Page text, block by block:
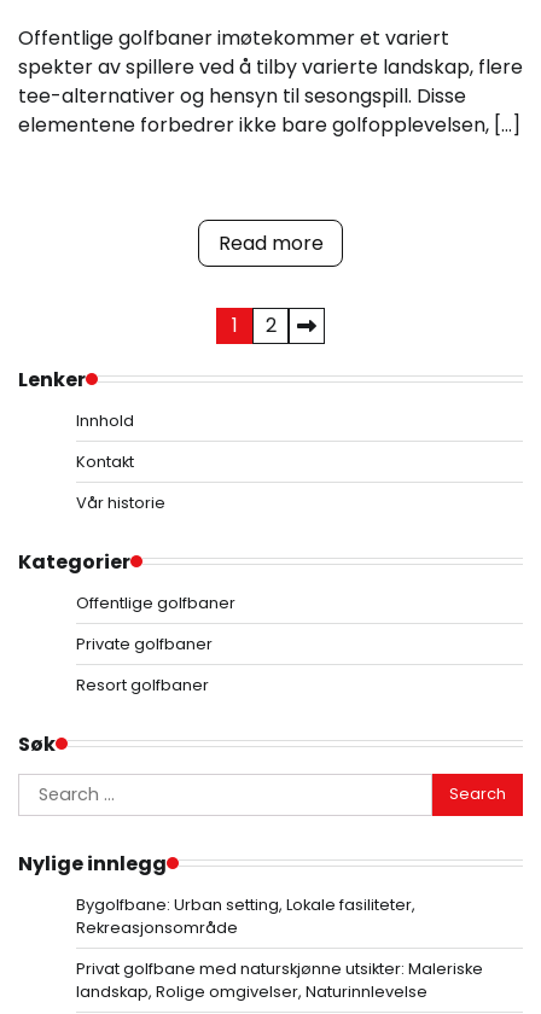
Offentlige golfbaner imøtekommer et variert
spekter av spillere ved å tilby varierte landskap, flere
tee-alternativer og hensyn til sesongspill. Disse
elementene forbedrer ikke bare golfopplevelsen, […]
Read more
pagination
1
2
Lenker
Innhold
Kontakt
Vår historie
Kategorier
Offentlige golfbaner
Private golfbaner
Resort golfbaner
Søk
Search
for:
Nylige innlegg
Bygolfbane: Urban setting, Lokale fasiliteter,
Rekreasjonsområde
Privat golfbane med naturskjønne utsikter: Maleriske
landskap, Rolige omgivelser, Naturinnlevelse